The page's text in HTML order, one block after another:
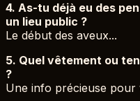
4. As-tu déjà eu des
un lieu public ?
Le début des aveux...
5. Quel vêtement ou
?
Une info précieuse pour